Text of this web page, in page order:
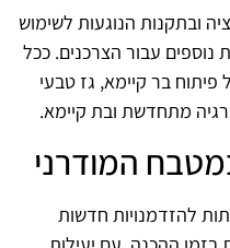
ובתקנות הנוגעות לשימוש
נוספים עבור הצרכנים. ככל
בר קיימא, גז טבעי
מתחדשת ובת קיימא.
המודרני
להזדמנויות חדשות